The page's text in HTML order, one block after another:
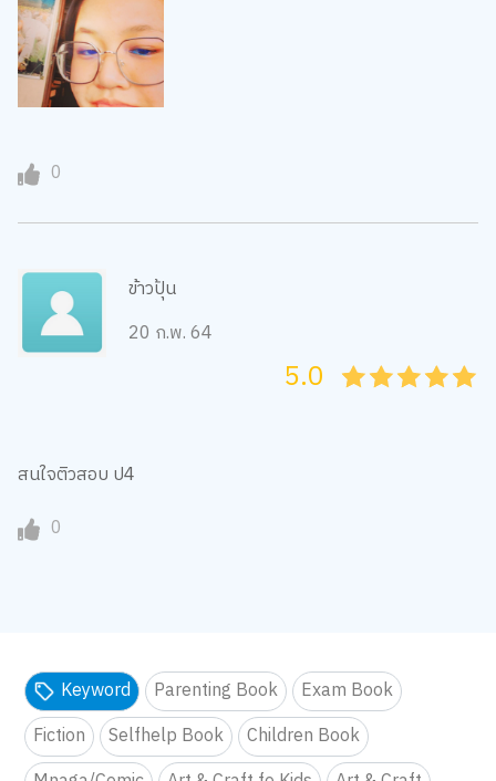
0
ข้าวปุ้น
20 ก.พ. 64
45
4
35
3
25
2
15
1
05
5.0
สนใจติวสอบ ป4
0
Keyword Parenting Book
Exam Book
Fiction
Selfhelp Book
Children Book